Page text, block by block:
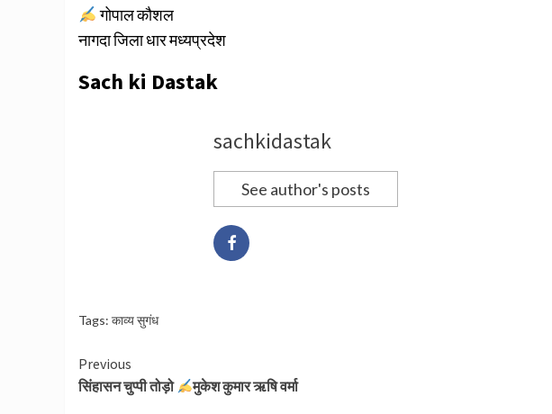
गोपाल कौशल
नागदा जिला धार मध्यप्रदेश
Sach ki Dastak
sachkidastak
See author's posts
Tags: काव्य सुगंध
Continue
Reading
Previous
सिंहासन चुप्पी तोड़ो
मुकेश कुमार ऋषि वर्मा